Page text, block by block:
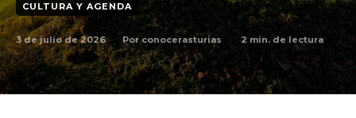
CULTURA Y AGENDA
3 de julio de 2026 Por conocerasturias 2 min. de lectura